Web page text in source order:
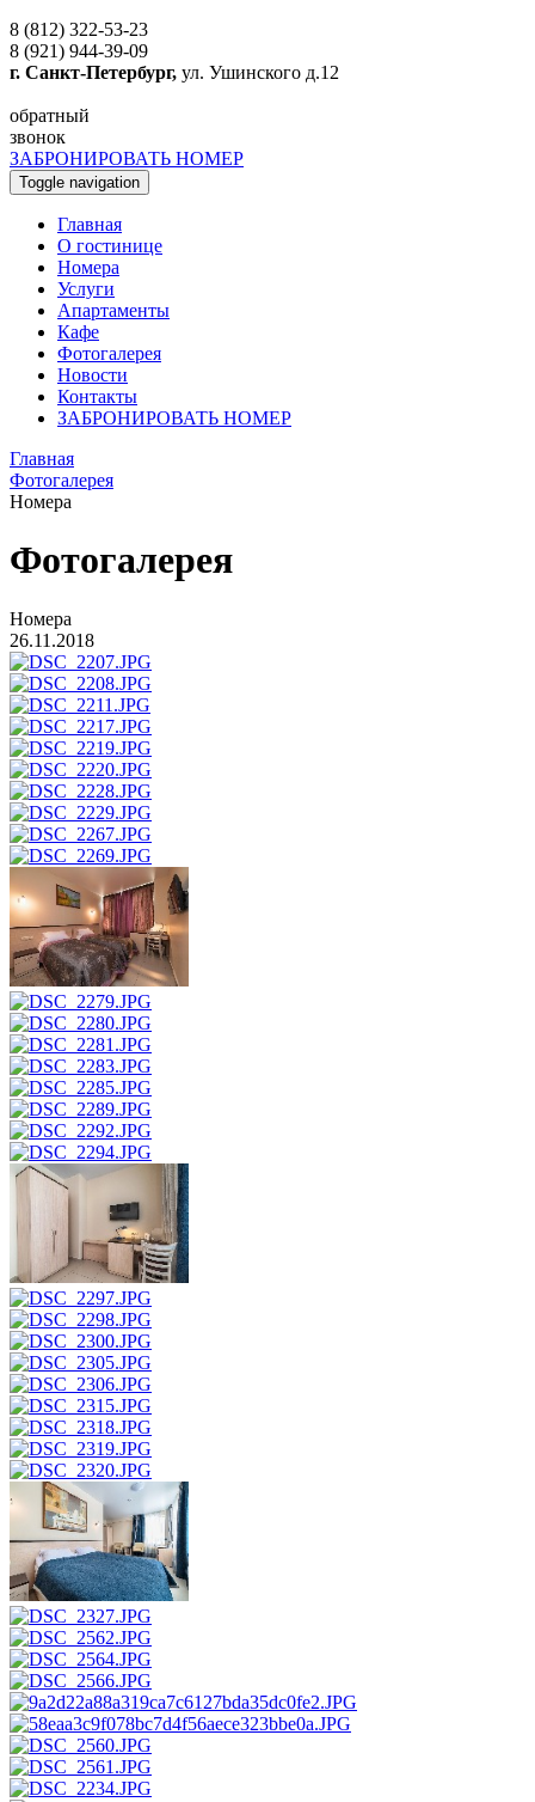
8 (812) 322-53-23
8 (921) 944-39-09
г. Санкт-Петербург, ул. Ушинского д.12
обратный
звонок
ЗАБРОНИРОВАТЬ НОМЕР
Toggle navigation
Главная
O гостинице
Номера
Услуги
Апартаменты
Кафе
Фотогалерея
Новости
Контакты
ЗАБРОНИРОВАТЬ НОМЕР
Главная
Фотогалерея
Номера
Фотогалерея
Номера
26.11.2018